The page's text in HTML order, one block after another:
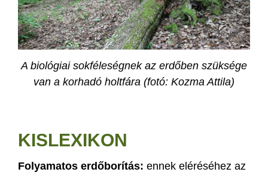
A biológiai sokféleségnek az erdőben szüksége
van a korhadó holtfára (fotó: Kozma Attila)
KISLEXIKON
Folyamatos erdőborítás: ennek eléréséhez az